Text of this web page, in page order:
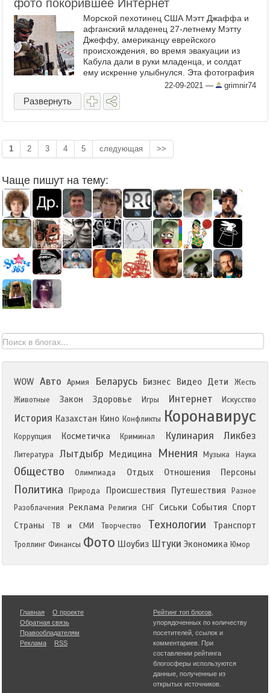
фото покорившее Интернет
Морской пехотинец США Мэтт Джаффа и
афганский младенец 27-летнему Мэтту
Джеффу, американцу еврейского
происхождения, во время эвакуации из
Кабула дали в руки младенца, и солдат
ему искренне улыбнулся. Эта фотография
широко распространилась в Интернете. ...
22-09-2021 — grimnir74
Развернуть
1 2 3 4 5 следующая >>
Чаще пишут на тему:
WOW Авто Армия Беларусь Бизнес Видео Дети
Жесть
Животные
Закон Здоровье Игры Интернет Искусство
История Казахстан Кино Конфликты Коронавирус
Коррупция Косметичка Криминал Кулинария Ликбез
Литература Лытдыбр Медицина Мнения Музыка Наука
Общество Олимпиада Отдых Отношения Персоны
Политика Природа Происшествия Путешествия
Разное
Разоблачения
Реклама Религия СНГ Сиськи События Спорт
Страны
ТВ и СМИ Творчество Технологии Транспорт
Троллинг Финансы Фото Шоубиз Штуки Экономика Юмор
Главная
О проекте
Обратная связь
Правообладателям
Реклама
RSS
Рейтинг топ блогов
упорядоченных по количеству
посетителей, ссылок и
комментариев. При
составлении рейтинга
блогосферы используются
данные, полученные из
открытых источников.